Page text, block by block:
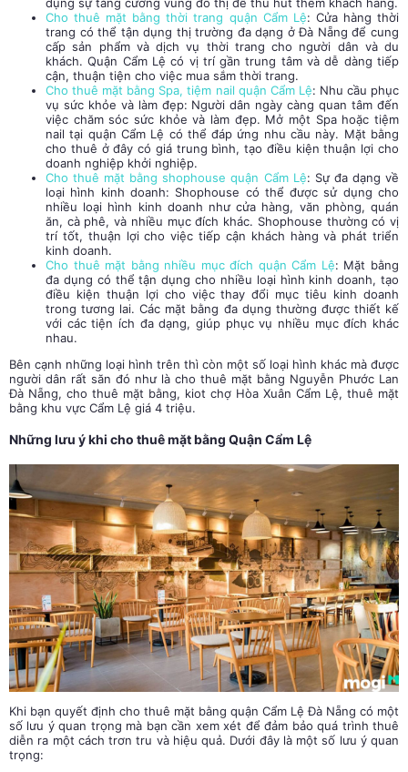
Cho thuê mặt bằng thời trang quận Cẩm Lệ: Cửa hàng thời
trang có thể tận dụng thị trường đa dạng ở Đà Nẵng để cung
cấp sản phẩm và dịch vụ thời trang cho người dân và du
khách. Quận Cẩm Lệ có vị trí gần trung tâm và dễ dàng tiếp
cận, thuận tiện cho việc mua sắm thời trang.
Cho thuê mặt bằng Spa, tiệm nail quận Cẩm Lệ: Nhu cầu phục
vụ sức khỏe và làm đẹp: Người dân ngày càng quan tâm đến
việc chăm sóc sức khỏe và làm đẹp. Mở một Spa hoặc tiệm
nail tại quận Cẩm Lệ có thể đáp ứng nhu cầu này. Mặt bằng
cho thuê ở đây có giá trung bình, tạo điều kiện thuận lợi cho
doanh nghiệp khởi nghiệp.
Cho thuê mặt bằng shophouse quận Cẩm Lệ: Sự đa dạng về
loại hình kinh doanh: Shophouse có thể được sử dụng cho
nhiều loại hình kinh doanh như cửa hàng, văn phòng, quán
ăn, cà phê, và nhiều mục đích khác. Shophouse thường có vị
trí tốt, thuận lợi cho việc tiếp cận khách hàng và phát triển
kinh doanh.
Cho thuê mặt bằng nhiều mục đích quận Cẩm Lệ: Mặt bằng
đa dụng có thể tận dụng cho nhiều loại hình kinh doanh, tạo
điều kiện thuận lợi cho việc thay đổi mục tiêu kinh doanh
trong tương lai. Các mặt bằng đa dụng thường được thiết kế
với các tiện ích đa dạng, giúp phục vụ nhiều mục đích khác
nhau.
Bên cạnh những loại hình trên thì còn một số loại hình khác mà được
người dân rất săn đó như là cho thuê mặt bằng Nguyễn Phước Lan
Đà Nẵng, cho thuê mặt bằng, kiot chợ Hòa Xuân Cẩm Lệ, thuê mặt
bằng khu vực Cẩm Lệ giá 4 triệu.
Những lưu ý khi cho thuê mặt bằng Quận Cẩm Lệ
Khi bạn quyết định cho thuê mặt bằng quận Cẩm Lệ Đà Nẵng có một
số lưu ý quan trọng mà bạn cần xem xét để đảm bảo quá trình thuê
diễn ra một cách trơn tru và hiệu quả. Dưới đây là một số lưu ý quan
trọng: